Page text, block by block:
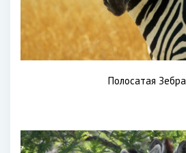
Полосатая Зебра